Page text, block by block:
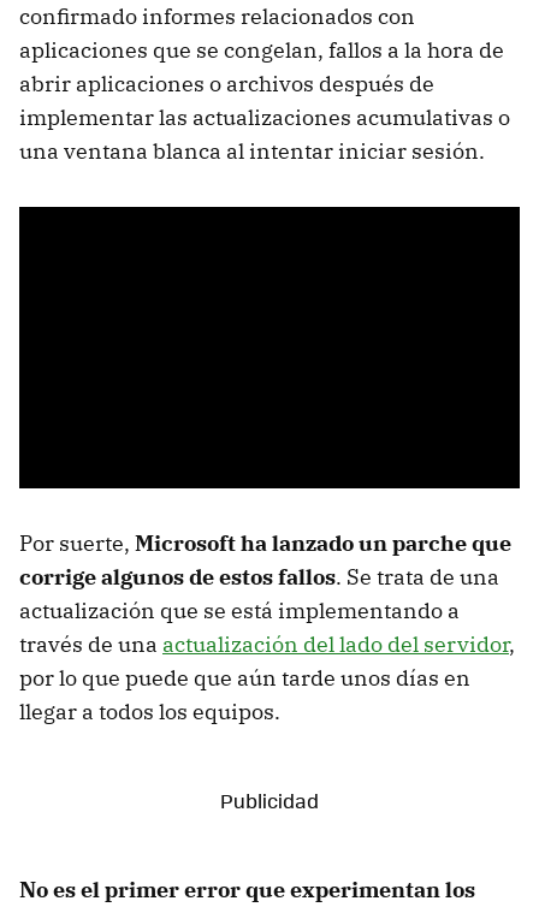
confirmado informes relacionados con
aplicaciones que se congelan, fallos a la hora de
abrir aplicaciones o archivos después de
implementar las actualizaciones acumulativas o
una ventana blanca al intentar iniciar sesión.
Por suerte, Microsoft ha lanzado un parche que
corrige algunos de estos fallos. Se trata de una
actualización que se está implementando a
través de una actualización del lado del servidor,
por lo que puede que aún tarde unos días en
llegar a todos los equipos.
No es el primer error que experimentan los